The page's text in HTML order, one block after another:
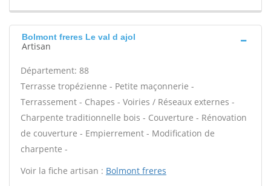
Bolmont freres Le val d ajol
Artisan
Département: 88
Terrasse tropézienne - Petite maçonnerie -
Terrassement - Chapes - Voiries / Réseaux externes -
Charpente traditionnelle bois - Couverture - Rénovation
de couverture - Empierrement - Modification de
charpente -
Voir la fiche artisan : Bolmont freres